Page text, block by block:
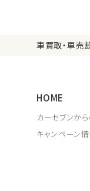
車買取・車売
HOME
カーセブンか
キャンペーン